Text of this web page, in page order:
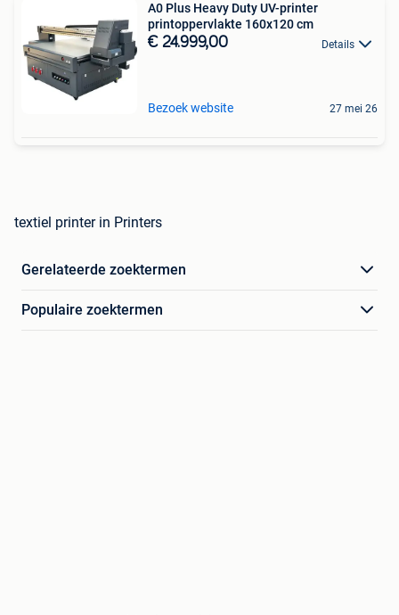
A0 Plus Heavy Duty UV-printer
printoppervlakte 160x120 cm
€ 24.999,00 Details
Bezoek website 27 mei 26
textiel printer in Printers
Gerelateerde zoektermen
Populaire zoektermen